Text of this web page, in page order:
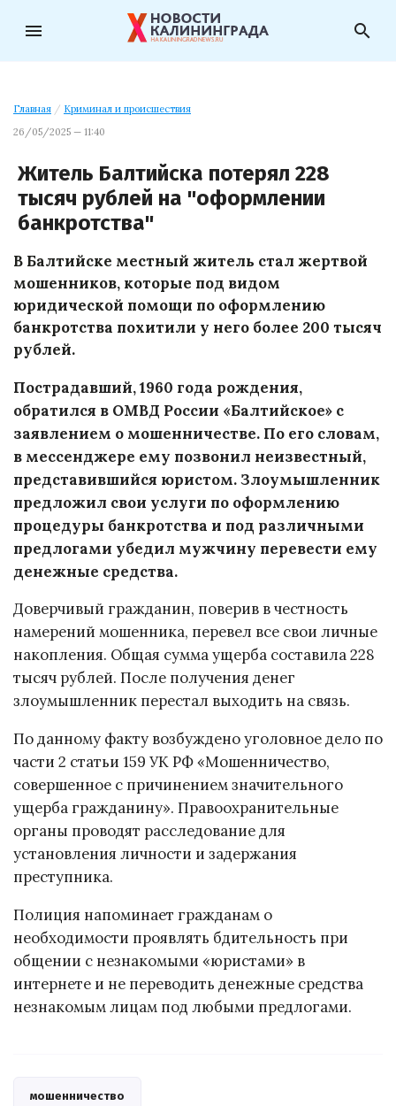
menu search
Главная / Криминал и происшествия
26/05/2025 — 11:40
Житель Балтийска потерял 228
тысяч рублей на "оформлении
банкротства"
В Балтийске местный житель стал жертвой
мошенников, которые под видом
юридической помощи по оформлению
банкротства похитили у него более 200 тысяч
рублей.
Пострадавший, 1960 года рождения,
обратился в ОМВД России «Балтийское» с
заявлением о мошенничестве. По его словам,
в мессенджере ему позвонил неизвестный,
представившийся юристом. Злоумышленник
предложил свои услуги по оформлению
процедуры банкротства и под различными
предлогами убедил мужчину перевести ему
денежные средства.
Доверчивый гражданин, поверив в честность
намерений мошенника, перевел все свои личные
накопления. Общая сумма ущерба составила 228
тысяч рублей. После получения денег
злоумышленник перестал выходить на связь.
По данному факту возбуждено уголовное дело по
части 2 статьи 159 УК РФ «Мошенничество,
совершенное с причинением значительного
ущерба гражданину». Правоохранительные
органы проводят расследование для
установления личности и задержания
преступника.
Полиция напоминает гражданам о
необходимости проявлять бдительность при
общении с незнакомыми «юристами» в
интернете и не переводить денежные средства
незнакомым лицам под любыми предлогами.
мошенничество